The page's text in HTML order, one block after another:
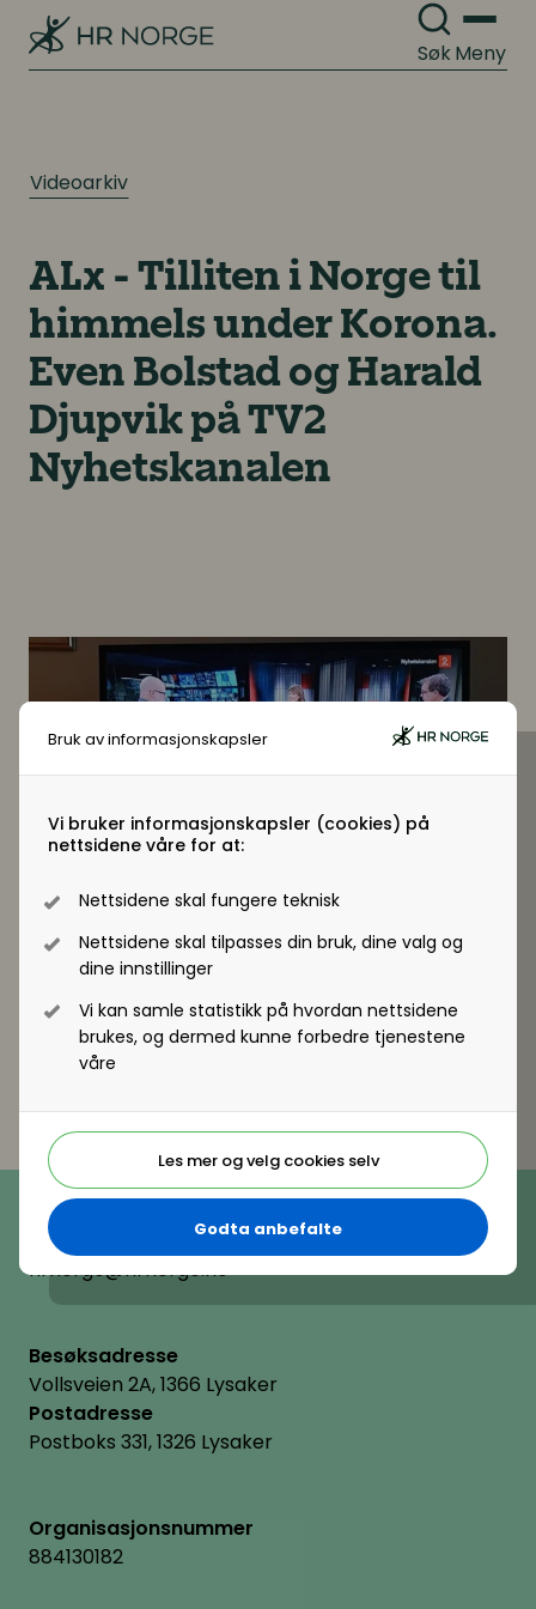
Bruk av informasjonskapsler
Vi bruker informasjonskapsler (cookies) på
nettsidene våre for at:
Nettsidene skal fungere teknisk
Nettsidene skal tilpasses din bruk, dine valg og
dine innstillinger
Vi kan samle statistikk på hvordan nettsidene
brukes, og dermed kunne forbedre tjenestene
våre
Les mer og velg cookies selv
Godta anbefalte
SøkMeny
Arbeidsgiverforhold
Personalpolitikk
Mangfold og inkludering
Digitalisering
Digitale løsninger innen HR
Digitale løsninger i virksomheten
Lederutvikling
Lønn og ytelser
Lønnsoppgjøret og tariff
Digitalisering
Digitale løsninger innen HR
Videoarkiv
ALx - Tilliten i Norge til
himmels under Korona.
Even Bolstad og Harald
Djupvik på TV2
Nyhetskanalen
Telefon
(+47) 22 11 11 22
E-post
hrnorge@hrnorge.no
Besøksadresse
Vollsveien 2A, 1366 Lysaker
Postadresse
Postboks 331, 1326 Lysaker
Organisasjonsnummer
884130182